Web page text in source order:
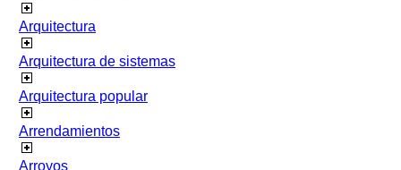
Arquitectura
Arquitectura de sistemas
Arquitectura popular
Arrendamientos
Arroyos